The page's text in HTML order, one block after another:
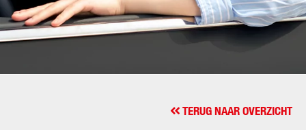
TERUG NAAR OVERZICHT